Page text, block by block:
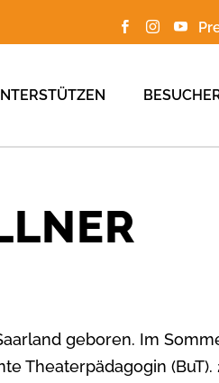
  
geboren. Im
Theaterpädagogin (BuT).